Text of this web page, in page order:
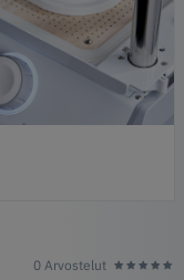
0 Arvostelut